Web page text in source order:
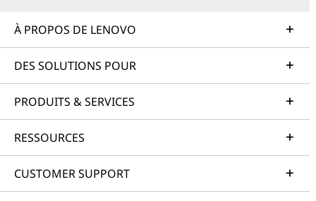
À PROPOS DE LENOVO
DES SOLUTIONS POUR
PRODUITS & SERVICES
RESSOURCES
CUSTOMER SUPPORT